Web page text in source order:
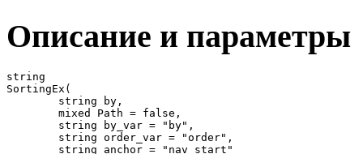
Описание и параметры
string
SortingEx(